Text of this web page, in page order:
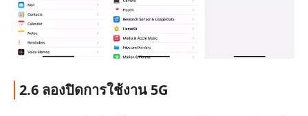
2.6 ลองปิดการใช้งาน 5G